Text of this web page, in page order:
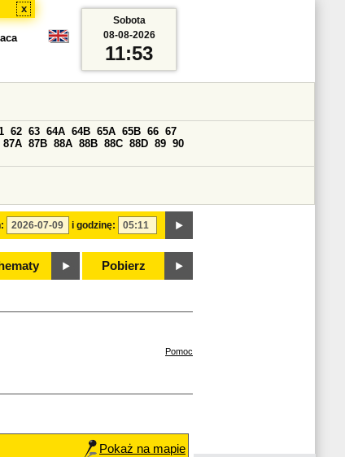
x
i godzinę:
62 63 64A 64B 65A 65B 66 67
87A 87B 88A 88B 88C 88D 89 90
Pobierz
Sobota
08-08-2026
11:53
Pomoc
Pokaż na mapie